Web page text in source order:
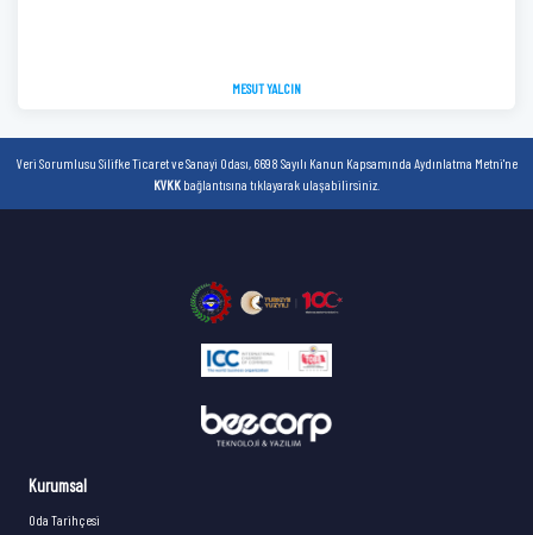
MESUT YALCIN
Veri Sorumlusu Silifke Ticaret ve Sanayi Odası, 6698 Sayılı Kanun Kapsamında Aydınlatma Metni'ne
KVKK bağlantısına tıklayarak ulaşabilirsiniz.
Kurumsal
Oda Tarihçesi